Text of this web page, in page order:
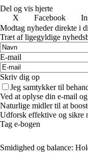
Del og vis hjerte
X
Facebook
Modtag nyheder direkte i
Træt af ligegyldige
E-mail
Skriv dig op
Jeg samtykker til
Ved at oplyse din e-mail
Naturlige midler til at
Udforsk effektive og sikre
Tag e-bogen
Smidighed og balance: